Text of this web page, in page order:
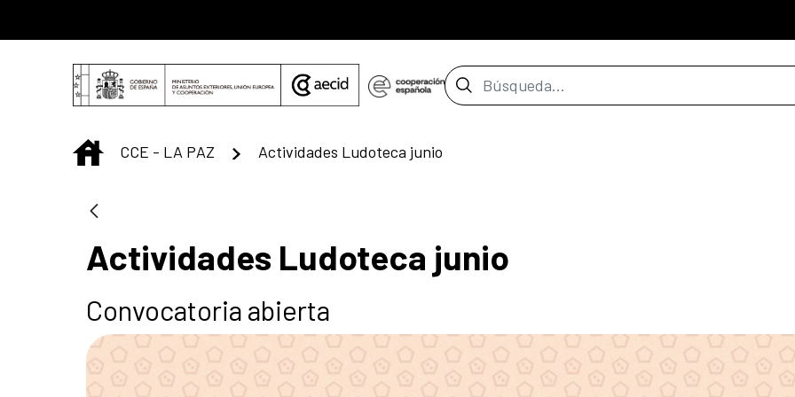
Barra de búsqueda
INICIO
CCE - LA PAZ Actividades Ludoteca junio
Actividades Ludoteca junio
Convocatoria abierta